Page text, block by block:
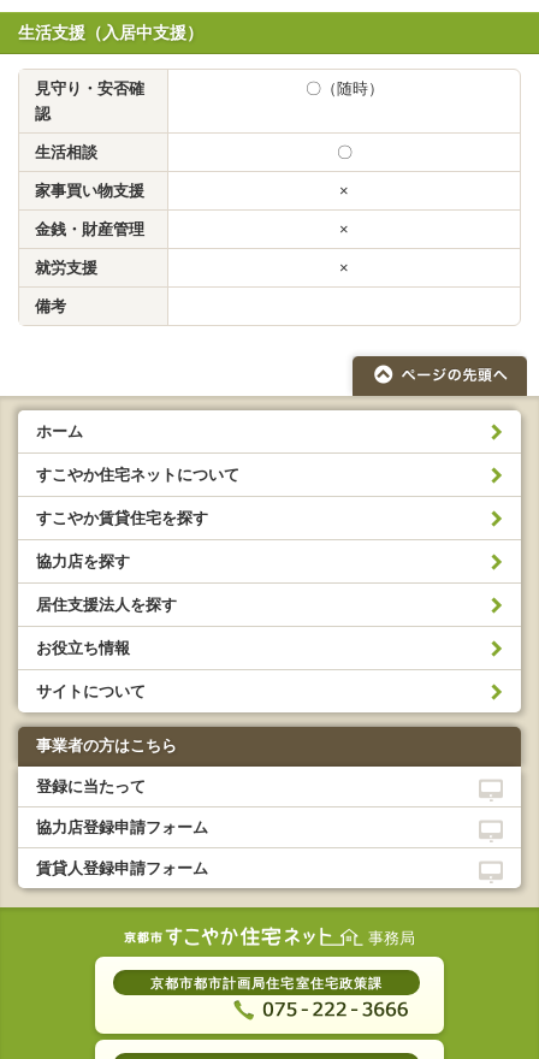
生活支援（入居中支援）
見守り・安否確
認
〇（随時）
生活相談 〇
家事買い物支援 ×
金銭・財産管理 ×
就労支援 ×
備考
ホーム
すこやか住宅ネットについて
すこやか賃貸住宅を探す
協力店を探す
居住支援法人を探す
お役立ち情報
サイトについて
事業者の方はこちら
登録に当たって
協力店登録申請フォーム
賃貸人登録申請フォーム
事務局
京都市都市計画局住宅室住宅政策課